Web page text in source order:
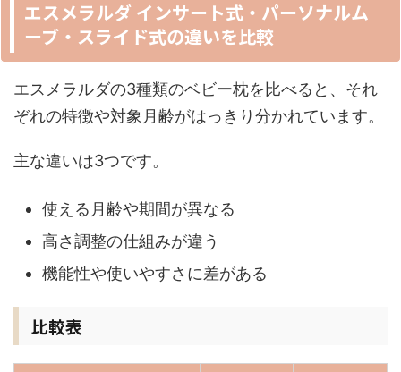
エスメラルダ インサート式・パーソナルム
ーブ・スライド式の違いを比較
エスメラルダの3種類のベビー枕を比べると、それ
ぞれの特徴や対象月齢がはっきり分かれています。
主な違いは3つです。
使える月齢や期間が異なる
高さ調整の仕組みが違う
機能性や使いやすさに差がある
比較表